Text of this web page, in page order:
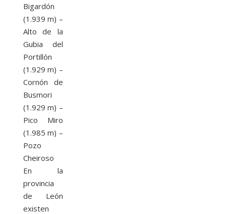
Bigardón
(1.939 m) –
Alto de la
Gubia del
Portillón
(1.929 m) –
Cornón de
Busmori
(1.929 m) –
Pico Miro
(1.985 m) –
Pozo
Cheiroso
En la
provincia
de León
existen